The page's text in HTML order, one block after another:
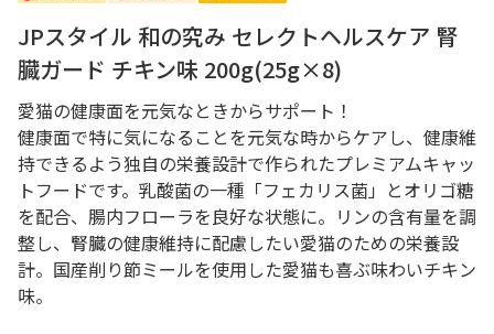
JPスタイル 和の究み セレクトヘルスケア 腎
臓ガード チキン味 200g(25g×8)
愛猫の健康面を元気なときからサポート！
健康面で特に気になることを元気な時からケアし、健康維
持できるよう独自の栄養設計で作られたプレミアムキャッ
トフードです。乳酸菌の一種「フェカリス菌」とオリゴ糖
を配合、腸内フローラを良好な状態に。リンの含有量を調
整し、腎臓の健康維持に配慮したい愛猫のための栄養設
計。国産削り節ミールを使用した愛猫も喜ぶ味わいチキン
味。